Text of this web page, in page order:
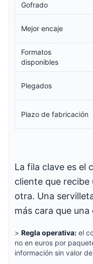
Gofrado
Mejor encaje
Formatos
disponibles
Plegados
Plazo de fabricación
La fila clave es el
cliente que
otra. Una
más cara que una
> Regla operativa: el
no en euros por
información sin valor